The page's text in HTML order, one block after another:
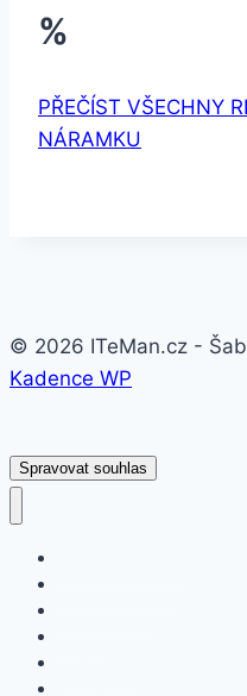
%
PŘEČÍST VŠECHNY
NÁRAMKU
© 2026 ITeMan.cz -
Kadence WP
Spravovat souhlas